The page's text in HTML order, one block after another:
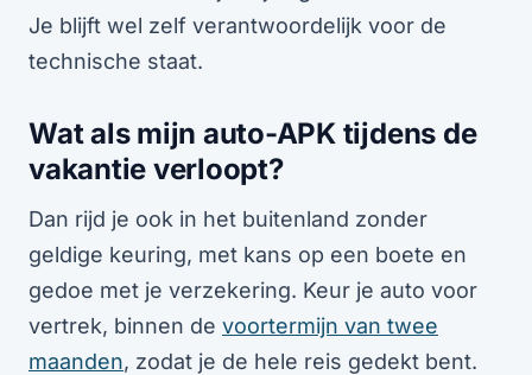
Je blijft wel zelf verantwoordelijk voor de
technische staat.
Wat als mijn auto-APK tijdens de
vakantie verloopt?
Dan rijd je ook in het buitenland zonder
geldige keuring, met kans op een boete en
gedoe met je verzekering. Keur je auto voor
vertrek, binnen de voortermijn van twee
maanden, zodat je de hele reis gedekt bent.